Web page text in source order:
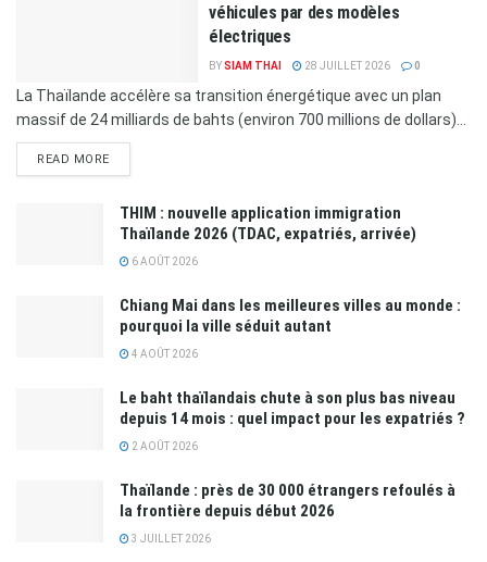
véhicules par des modèles
électriques
BYSIAM THAI 28 JUILLET 2026 0
La Thaïlande accélère sa transition énergétique avec un plan
massif de 24 milliards de bahts (environ 700 millions de dollars)...
READ MORE
THIM : nouvelle application immigration
Thaïlande 2026 (TDAC, expatriés, arrivée)
6 AOÛT 2026
Chiang Mai dans les meilleures villes au monde :
pourquoi la ville séduit autant
4 AOÛT 2026
Le baht thaïlandais chute à son plus bas niveau
depuis 14 mois : quel impact pour les expatriés ?
2 AOÛT 2026
Thaïlande : près de 30 000 étrangers refoulés à
la frontière depuis début 2026
3 JUILLET 2026